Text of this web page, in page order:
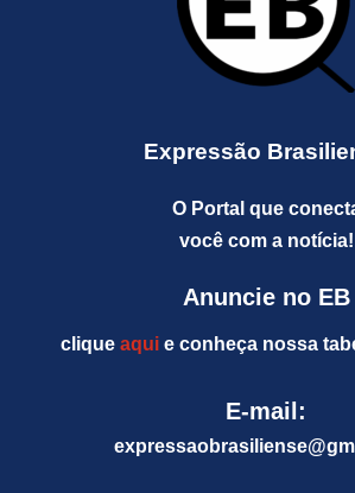
Expressão
O Portal que
você com a notícia!
Anuncie no EB
clique aquie conheça nossa
E-mail:
expressaobrasiliense@gm